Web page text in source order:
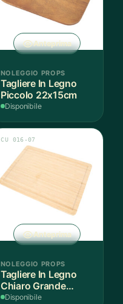
Anteprima
NOLEGGIO PROPS
Tagliere In Legno
Piccolo 22x15cm
Disponibile
Anteprima
CU 016-07
NOLEGGIO PROPS
Tagliere In Legno
Chiaro Grande
45x33cm
Disponibile